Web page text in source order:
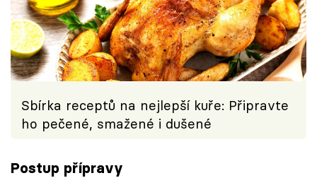
Sbírka receptů na nejlepší kuře: Připravte
ho pečené, smažené i dušené
Postup přípravy